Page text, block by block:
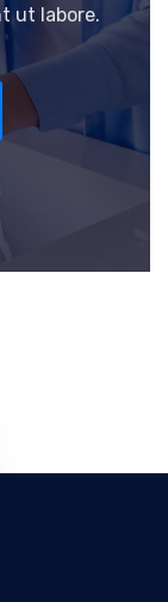
ut labore.